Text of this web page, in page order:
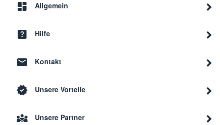
Allgemein
Hilfe
Kontakt
Unsere Vorteile
Unsere Partner